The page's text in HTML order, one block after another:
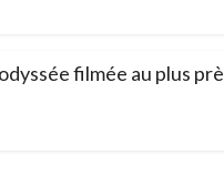
filmée au plus